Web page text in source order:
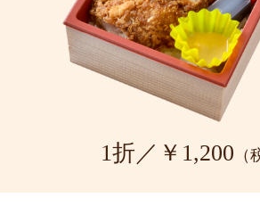
1折／￥1,200 （